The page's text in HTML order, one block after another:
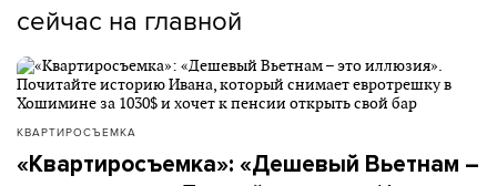
сейчас на главной
КВАРТИРОСЪЕМКА
«Квартиросъемка»: «Дешевый Вьетнам –